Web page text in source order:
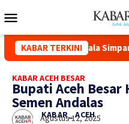
KABAR TERKINI
Syuhada Kuala Simpang
KABAR ACEH BESAR
Bupati Aceh Besar
Semen Andalas
KABAR_ ACEH
Agustus 12, 2025